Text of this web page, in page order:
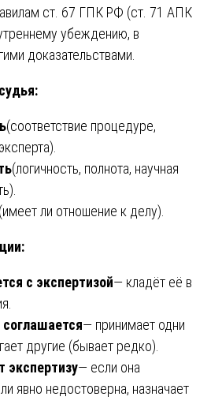
ст. 67 ГПК РФ (ст. 71 АПК
убеждению, в
доказательствами.
(соответствие процедуре,
(логичность, полнота, научная
(имеет ли отношение к делу).
с экспертизой— кладёт её в
— принимает одни
другие (бывает редко).
экспертизу— если она
явно недостоверна, назначает